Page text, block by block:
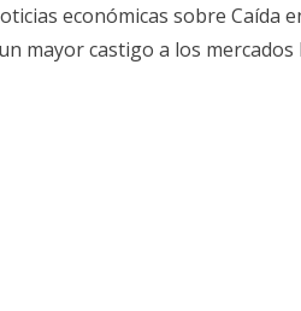
económicas sobre Caída
mayor castigo a los